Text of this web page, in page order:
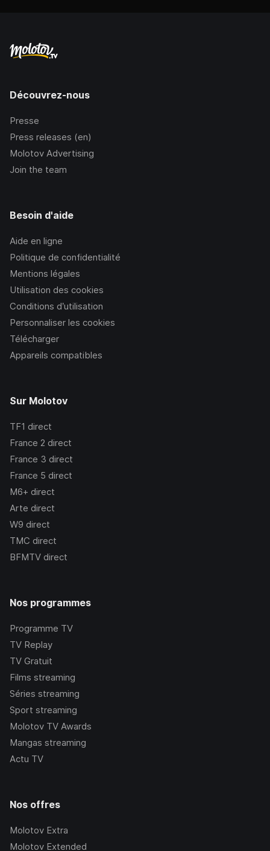
Découvrez-nous
Presse
Press releases (en)
Molotov Advertising
Join the team
Besoin d'aide
Aide en ligne
Politique de confidentialité
Mentions légales
Utilisation des cookies
Conditions d’utilisation
Personnaliser les cookies
Télécharger
Appareils compatibles
Sur Molotov
TF1 direct
France 2 direct
France 3 direct
France 5 direct
M6+ direct
Arte direct
W9 direct
TMC direct
BFMTV direct
Nos programmes
Programme TV
TV Replay
TV Gratuit
Films streaming
Séries streaming
Sport streaming
Molotov TV Awards
Mangas streaming
Actu TV
Nos offres
Molotov Extra
Molotov Extended